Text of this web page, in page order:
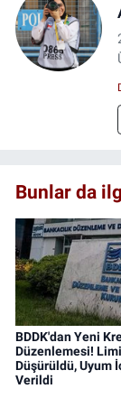
Bunlar da
BDDK'dan Yeni
Düzenlemesi!
Düşürüldü, Uyum
Verildi